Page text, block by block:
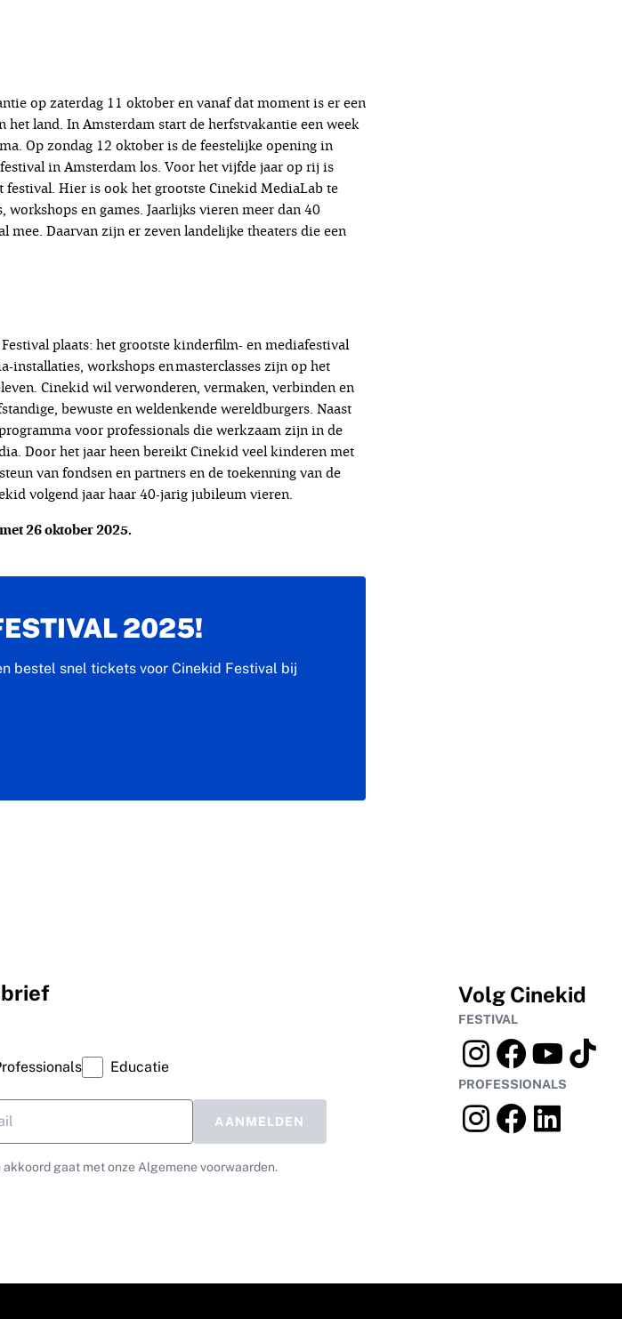
op zaterdag 11 oktober en vanaf dat moment is er een
land. In Amsterdam start de herfstvakantie een week
Op zondag 12 oktober is de feestelijke opening in
in Amsterdam los. Voor het vijfde jaar op rij is
Hier is ook het grootste Cinekid MediaLab te
en games. Jaarlijks vieren meer dan 40
mee. Daarvan zijn er zeven landelijke theaters die een
plaats: het grootste kinderfilm- en mediafestival
installaties, workshops en masterclasses zijn op het
Cinekid wil verwonderen, vermaken, verbinden en
bewuste en weldenkende wereldburgers. Naast
voor professionals die werkzaam zijn in de
Door het jaar heen bereikt Cinekid veel kinderen met
van fondsen en partners en de toekenning van de
volgend jaar haar 40-jarig jubileum vieren.
26 oktober 2025.
2025!
bestel snel tickets voor Cinekid Festival bij
Educatie
AANMELDEN
gaat met onze Algemene voorwaarden.
Volg Cinekid
FESTIVAL
PROFESSIONALS